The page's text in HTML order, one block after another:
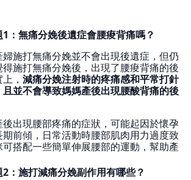
：無痛分娩後遺症會腰痠背痛嗎？
施打無痛分娩並不會出現後遺症，但仍
施打無痛分娩後，出現了腰痠背痛的後
， 減痛分娩注射時的疼痛感和平常打針
並不會導致媽媽產後出現腰酸背痛的後
出現腰部疼痛的症狀，可能起因於懷孕
前傾，日常活動時腰部肌肉用力過度致
搭配一些簡單伸展腰部的運動，幫助產
：施打減痛分娩副作用有哪些？